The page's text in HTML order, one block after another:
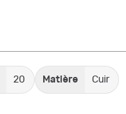
20 Matière Cuir